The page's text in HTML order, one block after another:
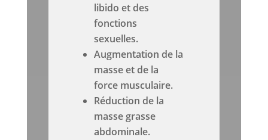
libido et des
fonctions
sexuelles.
Augmentation de la
masse et de la
force musculaire.
Réduction de la
masse grasse
abdominale.